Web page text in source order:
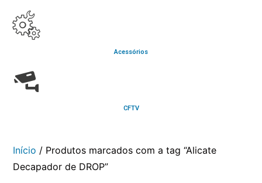
Acessórios
CFTV
Início / Produtos marcados com a tag “Alicate
Decapador de DROP”